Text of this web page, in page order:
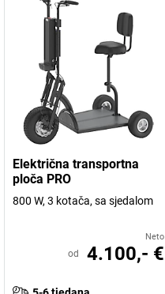
Električna transportna
ploča PRO
800 W, 3 kotača, sa sjedalom
Neto
od 4.100,- €